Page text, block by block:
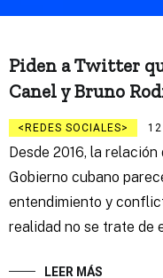
Piden a Twitter
Canel y Bruno
REDES SOCIALES
Desde 2016, la
Gobierno cubano
entendimiento y
realidad no se trate de
LEER MÁS